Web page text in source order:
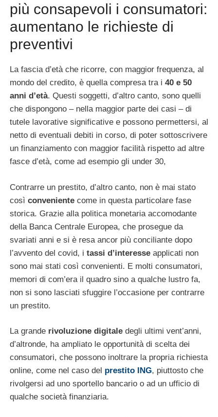
più consapevoli i consumatori:
aumentano le richieste di
preventivi
La fascia d’età che ricorre, con maggior frequenza, al
mondo del credito, è quella compresa tra i 40 e 50
anni d’età. Questi soggetti, d’altro canto, sono quelli
che dispongono – nella maggior parte dei casi – di
tutele lavorative significative e possono permettersi, al
netto di eventuali debiti in corso, di poter sottoscrivere
un finanziamento con maggior facilità rispetto ad altre
fasce d’età, come ad esempio gli under 30,
Contrarre un prestito, d’altro canto, non è mai stato
così conveniente come in questa particolare fase
storica. Grazie alla politica monetaria accomodante
della Banca Centrale Europea, che prosegue da
svariati anni e si è resa ancor più conciliante dopo
l’avvento del covid, i tassi d’interesse applicati non
sono mai stati così convenienti. E molti consumatori,
memori di com’era il quadro sino a qualche lustro fa,
non si sono lasciati sfuggire l’occasione per contrarre
un prestito.
La grande rivoluzione digitale degli ultimi vent’anni,
d’altronde, ha ampliato le opportunità di scelta dei
consumatori, che possono inoltrare la propria richiesta
online, come nel caso del prestito ING, piuttosto che
rivolgersi ad uno sportello bancario o ad un ufficio di
qualche società finanziaria.